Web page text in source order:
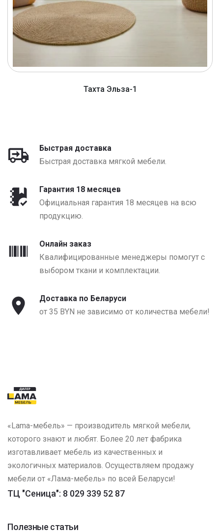
Тахта Эльза-1
Быстрая доставка
Быстрая доставка мягкой мебели.
Гарантия 18 месяцев
Официальная гарантия 18 месяцев на всю
продукцию.
Онлайн заказ
Квалифицированные менеджеры помогут с
выбором ткани и комплектации.
Доставка по Беларуси
от 35 BYN не зависимо от количества мебели!
«Lama-мебель» — производитель мягкой мебели,
которого знают и любят. Более 20 лет фабрика
изготавливает мебель из качественных и
экологичных материалов. Осуществляем продажу
мебели от «Лама-мебель» по всей Беларуси!
ТЦ "Сеница": 8 029 339 52 87
Полезные статьи